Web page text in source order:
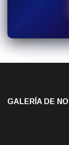
GALERÍA DE